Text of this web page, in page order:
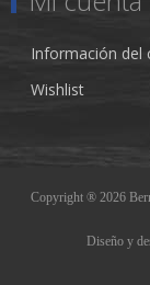
Información del
Wishlist
Copyright ® 2026
Diseño y